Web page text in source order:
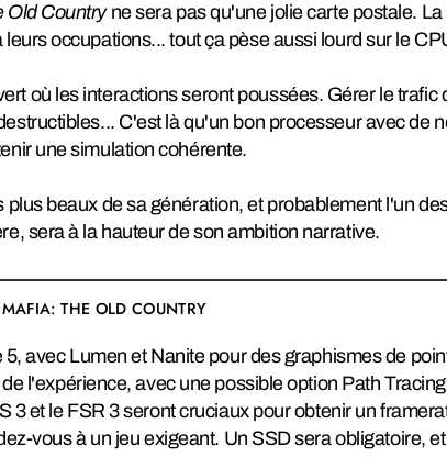
Old Countryne sera pas qu'une jolie carte postale.
occupations... tout ça pèse aussi lourd sur le
où les interactions seront poussées. Gérer le
C'est là qu'un bon processeur avec de
une simulation cohérente.
plus beaux de sa génération, et probablement l'un
sera à la hauteur de son ambition narrative.
THE OLD COUNTRY
5, avec Lumen et Nanite pour des graphismes de
l'expérience, avec une possible option Path
3 et le FSR 3 seront cruciaux pour obtenir un
vous à un jeu exigeant. Un SSD sera obligatoire,